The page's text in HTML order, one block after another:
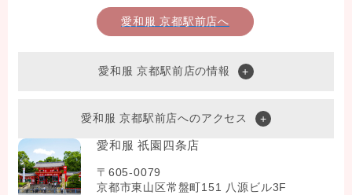
愛和服 京都駅前店へ
愛和服 京都駅前店の情報
愛和服 京都駅前店へのアクセス
愛和服 祇園四条店
〒605-0079
京都市東山区常盤町151 八源ビル3F